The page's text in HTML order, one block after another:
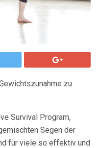
zu
Survival Program,
Segen der
für viele so effektiv und